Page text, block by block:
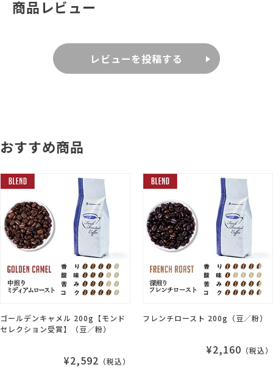
商品レビュー
レビューを投稿する
おすすめ商品
ゴールデンキャメル 200g【モンド
セレクション受賞】（豆／粉）
¥2,592 （税込）
フレンチロースト 200g（豆／粉）
¥2,160 （税込）